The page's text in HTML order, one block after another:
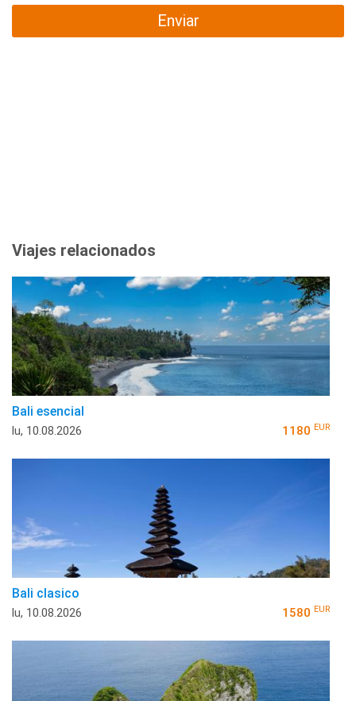
Enviar
Viajes relacionados
Bali esencial
lu, 10.08.2026 1180 EUR
Bali clasico
lu, 10.08.2026 1580 EUR